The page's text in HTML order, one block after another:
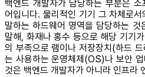
백엔드 개발자가 담당하는 부분은
어입니다. 물리적인 기기 그 차체로
말하는 하드웨어 영역을 담당하는 것
말해, 화재나 홍수 등으로 해당 기기
의 부족으로 램이나 저장장치(하드
는 사용하는 운영체제(OS)나 보안
것은 백엔드 개발자가 아니라 인프라